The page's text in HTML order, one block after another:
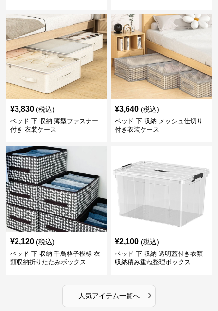
¥3,830 (税込)
ベッド 下 収納 薄型ファスナー
付き 衣装ケース
¥3,640 (税込)
ベッド 下 収納 メッシュ仕切り
付き衣装ケース
¥2,120 (税込)
ベッド 下 収納 千鳥格子模様 衣
類収納折りたたみボックス
¥2,100 (税込)
ベッド 下 収納 透明蓋付き衣類
収納積み重ね整理ボックス
人気アイテム一覧へ ›